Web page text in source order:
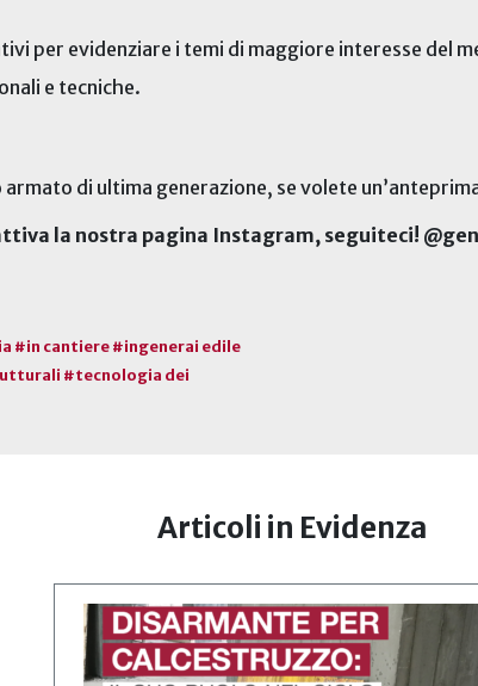
per evidenziare i temi di maggiore interesse del
e tecniche.
di ultima generazione, se volete
la nostra pagina Instagram, seguiteci!
#in cantiere #ingenerai edile
#tecnologia dei
Articoli in Evidenza